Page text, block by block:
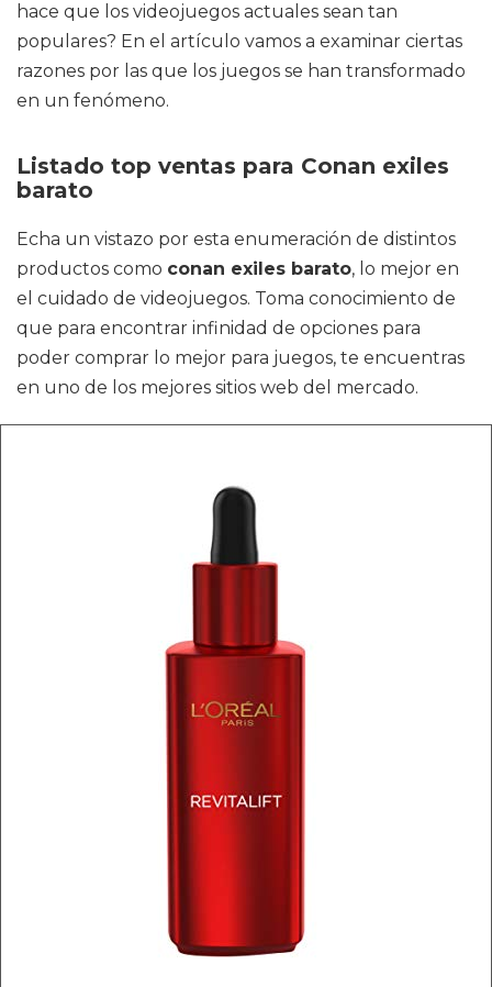
hace que los videojuegos actuales sean tan
populares? En el artículo vamos a examinar ciertas
razones por las que los juegos se han transformado
en un fenómeno.
Listado top ventas para Conan exiles
barato
Echa un vistazo por esta enumeración de distintos
productos como conan exiles barato, lo mejor en
el cuidado de videojuegos. Toma conocimiento de
que para encontrar infinidad de opciones para
poder comprar lo mejor para juegos, te encuentras
en uno de los mejores sitios web del mercado.